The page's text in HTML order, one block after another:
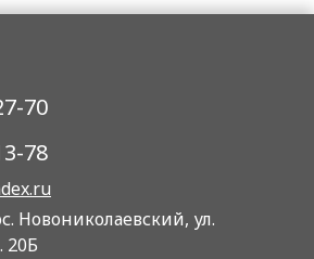
70
78
Новониколаевский, ул.
20Б